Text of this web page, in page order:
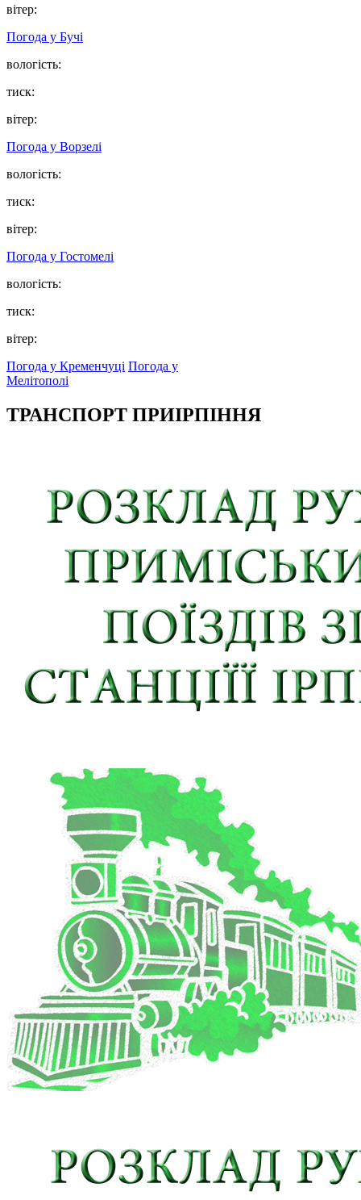
вітер:
Погода у Бучі
вологість:
тиск:
вітер:
Погода у Ворзелі
вологість:
тиск:
вітер:
Погода у Гостомелі
вологість:
тиск:
вітер:
Погода у Кременчуці Погода у
Мелітополі
ТРАНСПОРТ ПРИІРПІННЯ